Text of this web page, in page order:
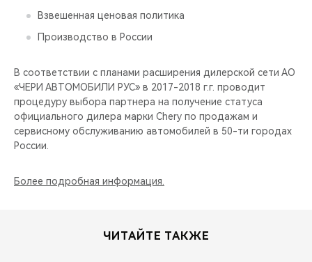
Взвешенная ценовая политика
Производство в России
В соответствии с планами расширения дилерской сети АО
«ЧЕРИ АВТОМОБИЛИ РУС» в 2017-2018 г.г. проводит
процедуру выбора партнера на получение статуса
официального дилера марки Chery по продажам и
сервисному обслуживанию автомобилей в 50-ти городах
России.
Более подробная информация.
ЧИТАЙТЕ ТАКЖЕ